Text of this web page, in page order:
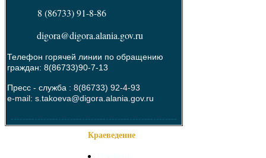
8 (86733) 91-8-86
digora@digora.alania.gov.ru
Телефон горячей линии по обращению
граждан: 8(86733)90-7-13
Пресс - служба : 8(86733) 92-4-93
e-mail: s.takoeva@digora.alania.gov.ru
--------------------------------------------------------
Краеведение